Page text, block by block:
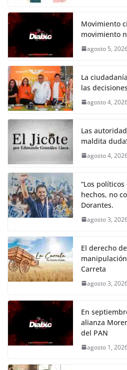
Movimiento
movimiento
agosto 5,
La
las
agosto 4,
Las
maldita duda!
agosto 4,
“Los
hechos, no
Dorantes.
agosto 3,
El derecho
Carreta
agosto 3,
En
alianza
del PAN
agosto 1,